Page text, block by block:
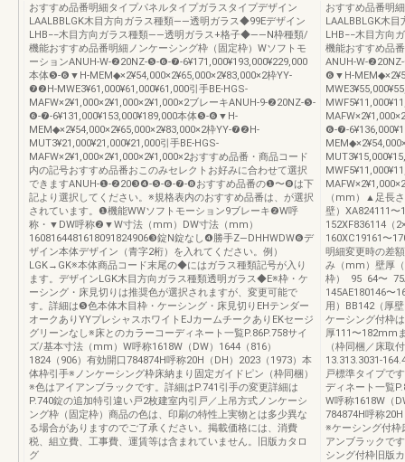
おすすめ品番明細タイプパネルタイプガラスタイプデザイン
LAALBBLGK木目方向ガラス種類――透明ガラス◆99Eデザイン
LHB−−木目方向ガラス種類――透明ガラス+格子◆――N枠種類/
機能おすすめ品番明細ノンケーシング枠（固定枠）Wソフトモ
ーションANUH-W-❷20NZ-❺-❻-❼-6¥171,000¥193,000¥229,000
本体❺-❻▼H-MEM◆×2¥54,000×2¥65,000×2¥83,000×2枠YY-
❼❷H-MWE3¥61,000¥61,000¥61,000引手BE-HGS-
MAFW×2¥1,000×2¥1,000×2¥1,000×2ブレーキANUH-9-❷20NZ-❺-
❻-❼-6¥131,000¥153,000¥189,000本体❺-❻▼H-
MEM◆×2¥54,000×2¥65,000×2¥83,000×2枠YY-❼❷H-
MUT3¥21,000¥21,000¥21,000引手BE-HGS-
MAFW×2¥1,000×2¥1,000×2¥1,000×2おすすめ品番・商品コード
内の記号おすすめ品番おこのみセレクトお好みに合わせて選択
できますANUH-❶-❷20❸❹-❺-❻-❼-❽おすすめ品番の❶〜❽は下
記より選択してください。※規格表内のおすすめ品番は、が選択
されています。❶機能WWソフトモーション9ブレーキ❷W呼
称・▼DW呼称❷▼W寸法（mm）DW寸法（mm）
1608164481618091824906❸錠N錠なし❹勝手Z—DHHWDW❻デ
ザイン本体デザイン（青字2桁）を入れてください。例）
LGK→GK※本体商品コード末尾の◆にはガラス種類記号が入り
ます。デザインLGK木目方向ガラス種類透明ガラス◆E※枠・ケ
ーシング・床見切りは推奨色が選択されますが、変更可能で
す。詳細は❺色本体木目枠・ケーシング・床見切りEHテンダー
オークありYYプレシャスホワイトEJカームチークありEKセージ
グリーンなし※床とのカラーコーディネート一覧P.86P.758サイ
ズ/基本寸法（mm）W呼称1618W（DW）1644（816）
1824（906）有効開口784874H呼称20H（DH）2023（1973）本
体枠引手※ノンケーシング枠床納まり固定ガイドピン（枠同梱）
※色はアイアンブラックです。詳細はP.741引手の変更詳細は
P.740錠の追加特引違い戸2枚建室内引戸／上吊方式ノンケーシ
ング枠（固定枠）商品の色は、印刷の特性上実物とは多少異な
る場合がありますのでご了承ください。掲載価格には、消費
税、組立費、工事費、運賃等は含まれていません。旧版カタロ
グ
おすすめ品番明
LAALBBLGK木
LHB−−木目方向
機能おすすめ品
ANUH-W-
❻▼H-
❻-❼-
（mm）▲足長
壁）XA824111〜
152XF836114（
160XC19161〜
明細変更時の差
み（mm）壁厚
枠） 95 64〜
145AE180146〜
用）BB142（厚
ケーシング付枠
厚111〜182mm
（枠同梱／床取
13.313.3031-
戸標準タイプで
ディネート一覧
W呼称1618W（
784874H呼称
※ケーシング付枠
アンブラックで
シング付枠旧版